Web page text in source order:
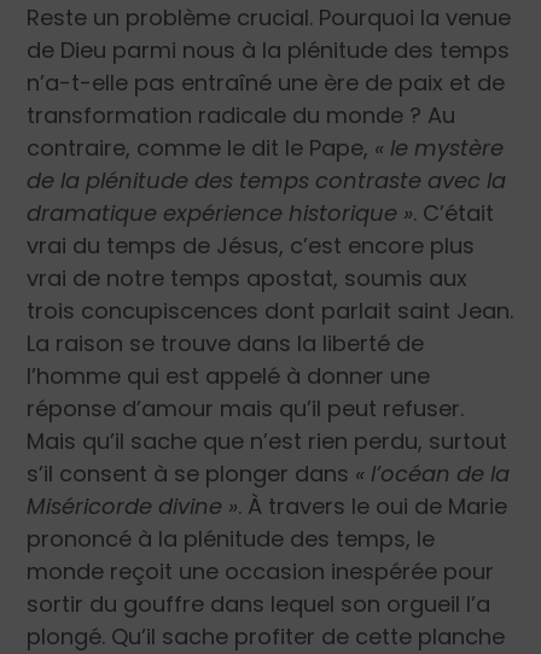
Reste un problème crucial. Pourquoi la venue
de Dieu parmi nous à la plénitude des temps
n’a-t-elle pas entraîné une ère de paix et de
transformation radicale du monde ? Au
contraire, comme le dit le Pape, « le mystère
de la plénitude des temps contraste avec la
dramatique expérience historique ». C’était
vrai du temps de Jésus, c’est encore plus
vrai de notre temps apostat, soumis aux
trois concupiscences dont parlait saint Jean.
La raison se trouve dans la liberté de
l’homme qui est appelé à donner une
réponse d’amour mais qu’il peut refuser.
Mais qu’il sache que n’est rien perdu, surtout
s’il consent à se plonger dans « l’océan de la
Miséricorde divine ». À travers le oui de Marie
prononcé à la plénitude des temps, le
monde reçoit une occasion inespérée pour
sortir du gouffre dans lequel son orgueil l’a
plongé. Qu’il sache profiter de cette planche